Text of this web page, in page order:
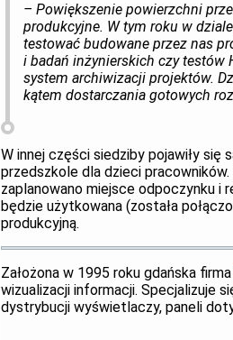
– Powiększenie powierzchni
produkcyjne. W tym roku w
testować budowane przez nas
i badań inżynierskich czy testów
system archiwizacji projektów.
kątem dostarczania gotowych
W innej części siedziby pojawiły się
przedszkole dla dzieci
zaplanowano miejsce odpoczynku i
będzie użytkowana (została
produkcyjną.
Założona w 1995 roku gdańska firma
wizualizacji informacji. Specjalizuje
dystrybucji wyświetlaczy, paneli